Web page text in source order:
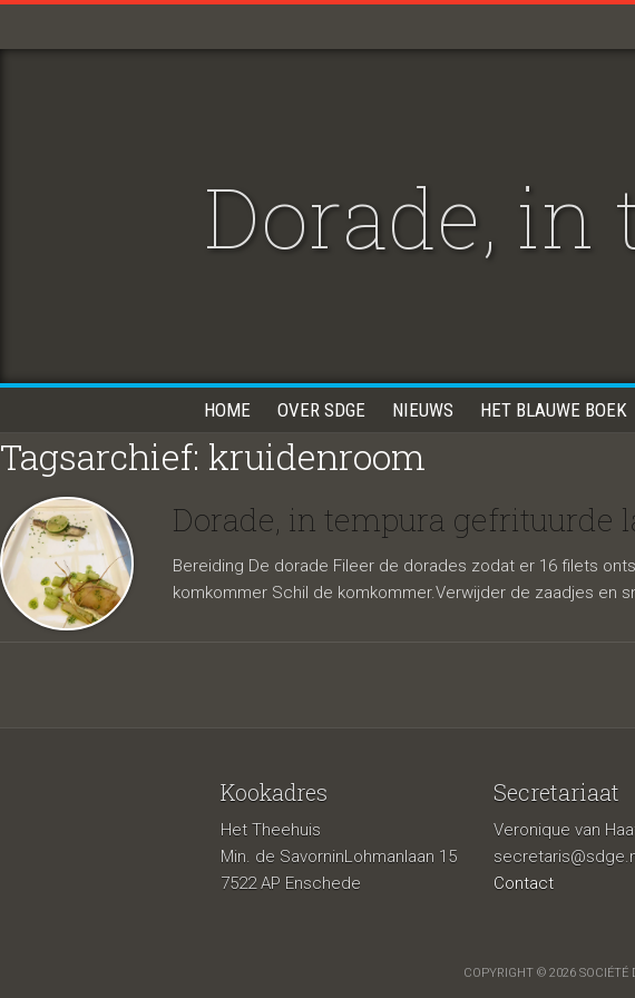
Dorade, in
gefrituurde
HOME OVER SDGE NIEUWS HET BLAUWE BOEK
Tagsarchief: kruidenroom
Dorade, in tempura gefrituurde
Bereiding De dorade Fileer de dorades zodat er 16 filets
komkommer Schil de komkommer.Verwijder de zaadjes en
Kookadres
Het Theehuis
Min. de SavorninLohmanlaan 15
7522 AP Enschede
Secretariaat
Veronique van
Contact
COPYRIGHT © 2026 SOCIÉTÉ